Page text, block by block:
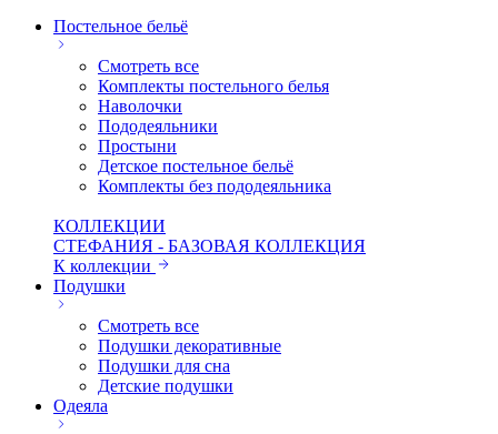
Постельное бельё
Смотреть все
Комплекты постельного белья
Наволочки
Пододеяльники
Простыни
Детское постельное бельё
Комплекты без пододеяльника
КОЛЛЕКЦИИ
СТЕФАНИЯ - БАЗОВАЯ КОЛЛЕКЦИЯ
К коллекции
Подушки
Смотреть все
Подушки декоративные
Подушки для сна
Детские подушки
Одеяла